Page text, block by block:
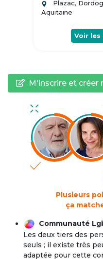
Plazac,
Aquitaine
Voir les
M'inscrire et créer
Plusieurs
ça
Communauté
Les deux tiers des
seuls ; il existe très
adaptée pour cette